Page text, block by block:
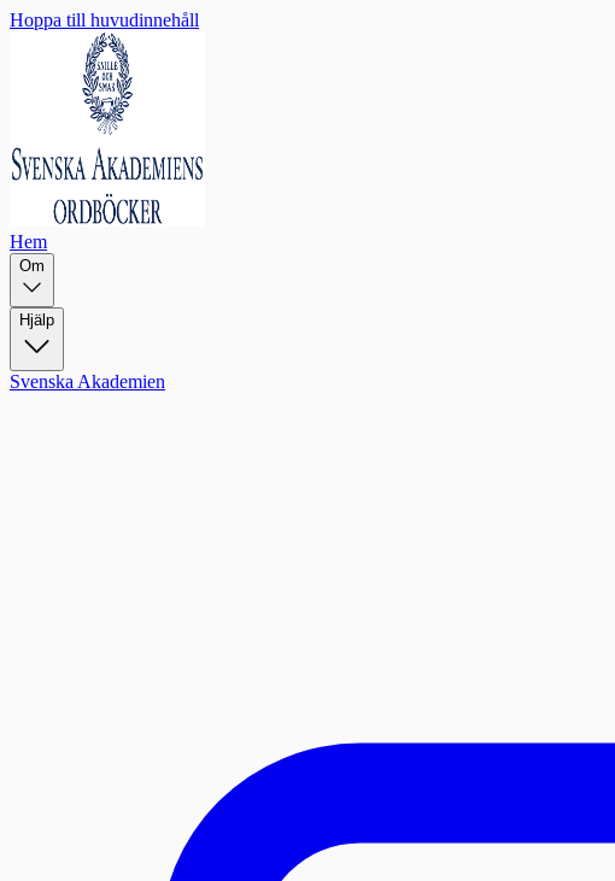
Hoppa till huvudinnehåll
Hem
Om
Hjälp
Svenska Akademien